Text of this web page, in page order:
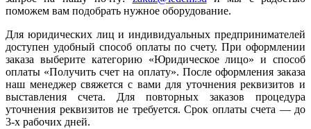
поможем вам подобрать нужное оборудование.
Для юридических лиц и индивидуальных предпринимателей
доступен удобный способ оплаты по счету. При оформлении
заказа выберите категорию «Юридическое лицо» и способ
оплаты «Получить счет на оплату». После оформления заказа
наш менеджер свяжется с вами для уточнения реквизитов и
выставления счета. Для повторных заказов процедура
уточнения реквизитов не требуется. Срок оплаты счета — до
3-х рабочих дней.